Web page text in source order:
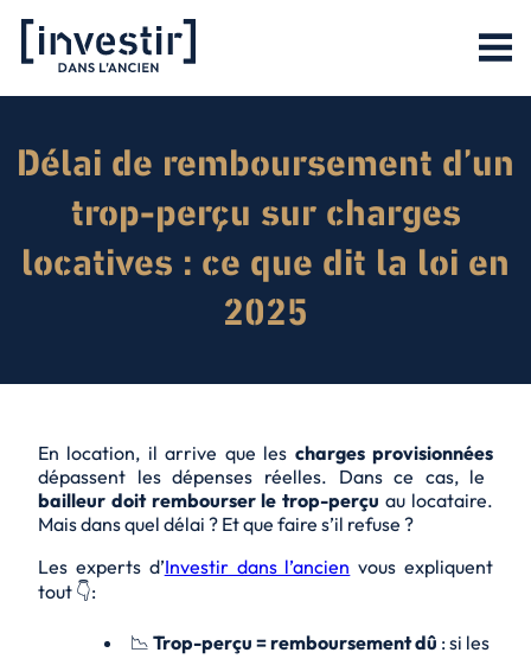
Délai de remboursement d’un
trop-perçu sur charges
locatives : ce que dit la loi en
2025
En location, il arrive que les charges provisionnées
dépassent les dépenses réelles. Dans ce cas, le
bailleur doit rembourser le trop-perçu au locataire.
Mais dans quel délai ? Et que faire s’il refuse ?
Les experts d’Investir dans l’ancien vous expliquent
tout 👇:
📉 Trop-perçu = remboursement dû : si les